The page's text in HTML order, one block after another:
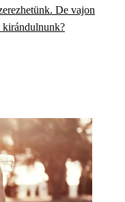
De vajon
kirándulnunk?